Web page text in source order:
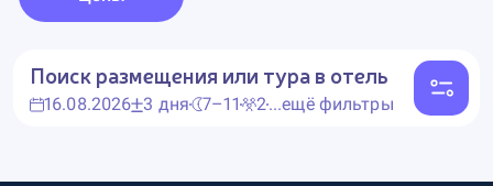
Поиск размещения или тура в отель
16.08.2026 3 дня 7–11 2...ещё фильтры